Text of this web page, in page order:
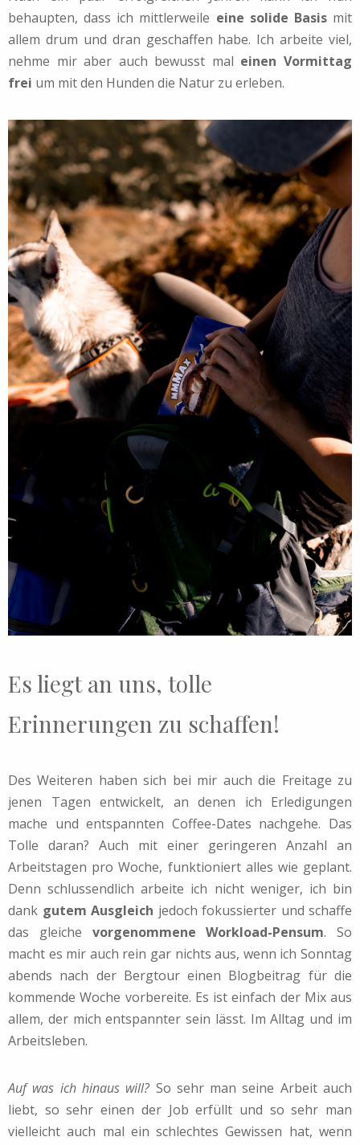
behaupten, dass ich mittlerweile eine solide Basismit
allem drum und dran geschaffen habe. Ich arbeite viel,
nehme mir aber auch bewusst mal einen Vormittag
frei um mit den Hunden die Natur zu erleben.
Es liegt an uns, tolle
Erinnerungen zu schaffen!
Des Weiteren haben sich bei mir auch die Freitage zu
jenen Tagen entwickelt, an denen ich Erledigungen
mache und entspannten Coffee-Dates nachgehe. Das
Tolle daran? Auch mit einer geringeren Anzahl an
Arbeitstagen pro Woche, funktioniert alles wie geplant.
Denn schlussendlich arbeite ich nicht weniger, ich bin
dank gutem Ausgleich jedoch fokussierter und schaffe
das gleiche vorgenommene Workload-Pensum. So
macht es mir auch rein gar nichts aus, wenn ich Sonntag
abends nach der Bergtour einen Blogbeitrag für die
kommende Woche vorbereite. Es ist einfach der Mix aus
allem, der mich entspannter sein lässt. Im Alltag und im
Arbeitsleben.
Auf was ich hinaus will?So sehr man seine Arbeit auch
liebt, so sehr einen der Job erfüllt und so sehr man
vielleicht auch mal ein schlechtes Gewissen hat, wenn